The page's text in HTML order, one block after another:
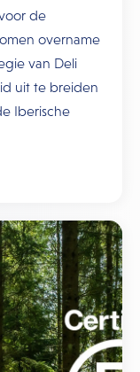
de
overname
van Deli
uit te breiden
Iberische